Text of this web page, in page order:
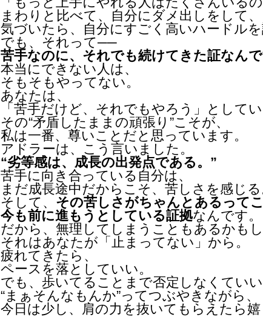
まわりと比べて、自分にダメ出しをして、
気づいたら、自分にすごく高いハードルを
でも、それって──
苦手なのに、それでも続けてきた証なんで
本当にできない人は、
そもそもやってない。
あなたは、
「苦手だけど、それでもやろう」としてい
その“矛盾したままの頑張り”こそが、
私は一番、尊いことだと思っています。
アドラーは、こう言いました。
“劣等感は、成長の出発点である。”
苦手に向き合っている自分は、
まだ成長途中だからこそ、苦しさを感じる
そして、 その苦しさがちゃんとあるってこ
今も前に進もうとしている証拠なんです。
だから、無理してしまうこともあるかもし
それはあなたが「止まってない」から。
疲れてきたら、
ペースを落としていい。
でも、歩いてることまで否定しなくていい
“まぁそんなもんか”ってつぶやきながら、
今日は少し、肩の力を抜いてもらえたら嬉